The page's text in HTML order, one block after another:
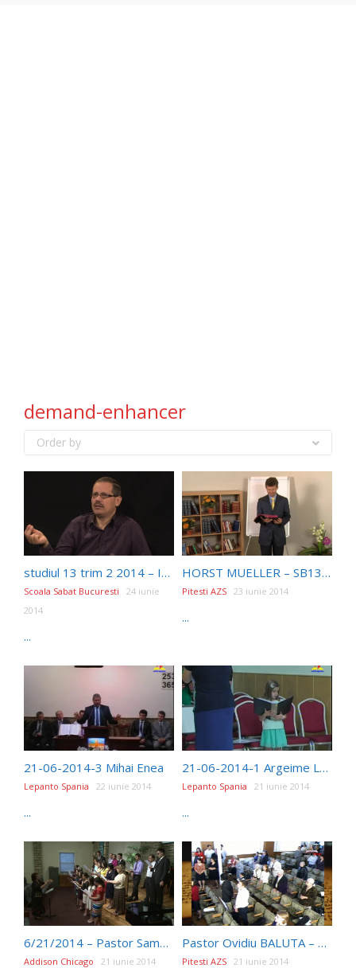
demand-enhancer
Order by
studiul 13 trim 2 2014 – Imparatia lui Hristos si Legea
Scoala Sabat Bucuresti
24 iunie
2014
...
HORST MUELLER – SB13 – Împărăția lui Hristos și Legea
Pitesti AZS 23 iunie 2014
...
21-06-2014-3 Mihai Enea
Lepanto Spania 22 iunie 2014
...
21-06-2014-1 Argeime Lopez
Lepanto Spania 21 iunie 2014
...
6/21/2014 – Pastor Samuel Negrea – Amintirile Placute ale Neascultarii
Addison Chicago 21 iunie 2014
Pastor Ovidiu BALUTA – Sirul lui Fibonacci 720P
Pitesti AZS 21 iunie 2014